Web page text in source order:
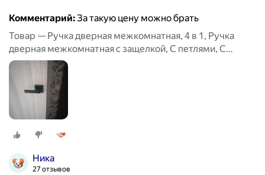
Комментарий:За такую цену можно брать
Товар — Ручка дверная межкомнатная, 4 в 1, Ручка
дверная межкомнатная с защелкой, С петлями, С
сантехнической заверткой
Ника
27 отзывов